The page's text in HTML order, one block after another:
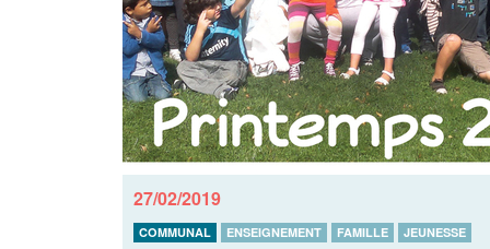
27/02/2019
COMMUNAL ENSEIGNEMENT FAMILLE JEUNESSE